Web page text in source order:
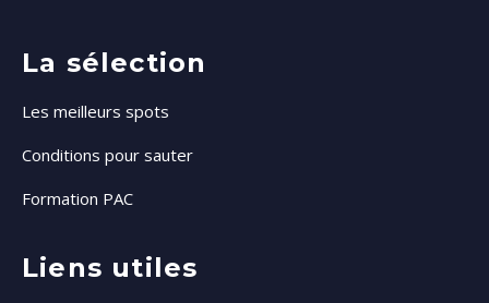
La sélection
Les meilleurs spots
Conditions pour sauter
Formation PAC
Liens utiles